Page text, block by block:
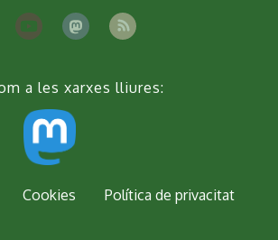
a les xarxes lliures:
Cookies Política de privacitat